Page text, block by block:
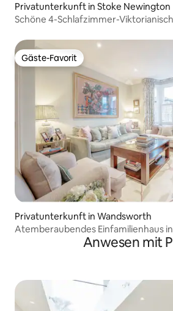
Privatunterkunft in Stoke Newington
Schöne 4-Schlafzimmer-
Gäste-Favorit
Gäste-Favorit
Privatunterkunft in Wandsworth
Atemberaubendes Einfamilienhaus
Anwesen mit